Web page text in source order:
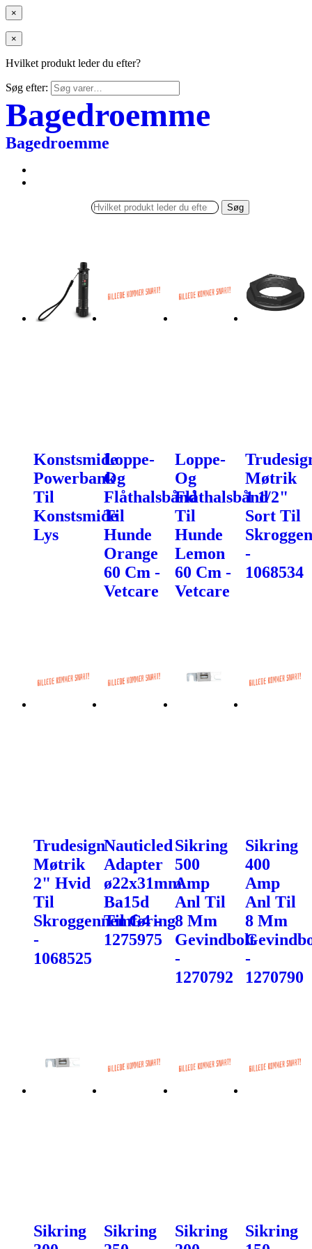
×
×
Hvilket produkt leder du efter?
Søg efter:
Bagedroemme
Bagedroemme
Søg
Konstsmide
Powerbank
Til
Konstsmide
Lys
Loppe-
Og
Flåthalsbånd
Til
Hunde
Orange
60 Cm -
Vetcare
Loppe-
Og
Flåthalsbånd
Til
Hunde
Lemon
60 Cm -
Vetcare
Møtrik
1 1/2"
Sort Til
-
1068534
Trudesign
Møtrik
2" Hvid
Til
Skroggennemføring
-
1068525
Nauticled
Adapter
ø22x31mm
Ba15d
Til G4 -
1275975
Sikring
500
Amp
Anl Til
8 Mm
Gevindbolt
-
1270792
Sikring
400
Amp
Anl Til
8 Mm
-
1270790
Sikring
Sikring
Sikring
Sikring